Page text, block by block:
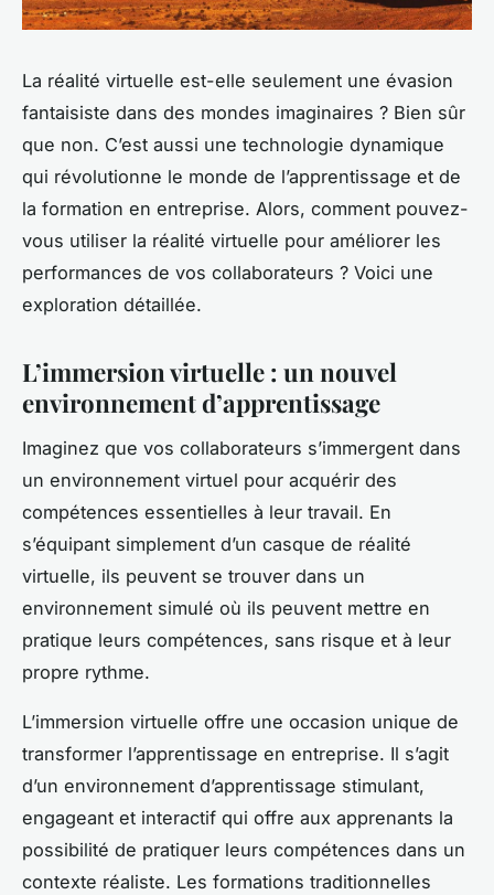
La réalité virtuelle est-elle seulement une évasion
fantaisiste dans des mondes imaginaires ? Bien sûr
que non. C’est aussi une technologie dynamique
qui révolutionne le monde de l’apprentissage et de
la formation en entreprise. Alors, comment pouvez-
vous utiliser la réalité virtuelle pour améliorer les
performances de vos collaborateurs ? Voici une
exploration détaillée.
L’immersion virtuelle : un nouvel
environnement d’apprentissage
Imaginez que vos collaborateurs s’immergent dans
un environnement virtuel pour acquérir des
compétences essentielles à leur travail. En
s’équipant simplement d’un casque de réalité
virtuelle, ils peuvent se trouver dans un
environnement simulé où ils peuvent mettre en
pratique leurs compétences, sans risque et à leur
propre rythme.
L’immersion virtuelle offre une occasion unique de
transformer l’apprentissage en entreprise. Il s’agit
d’un environnement d’apprentissage stimulant,
engageant et interactif qui offre aux apprenants la
possibilité de pratiquer leurs compétences dans un
contexte réaliste. Les formations traditionnelles